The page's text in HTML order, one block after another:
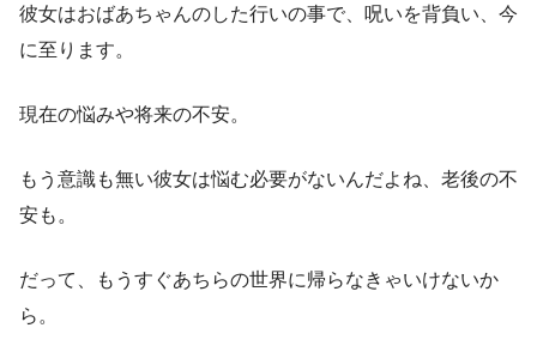
彼女はおばあちゃんのした行いの事で、呪いを背負い、今
に至ります。
現在の悩みや将来の不安。
もう意識も無い彼女は悩む必要がないんだよね、老後の不
安も。
だって、もうすぐあちらの世界に帰らなきゃいけないか
ら。